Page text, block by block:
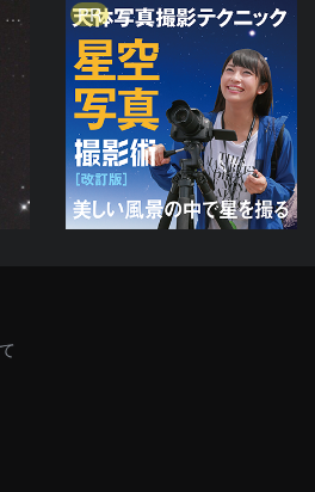
NGC4651 アンブレラ銀河 かみのけ座 PR